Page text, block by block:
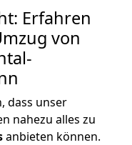
Erfahren
von
dass unser
nahezu alles zu
anbieten können.